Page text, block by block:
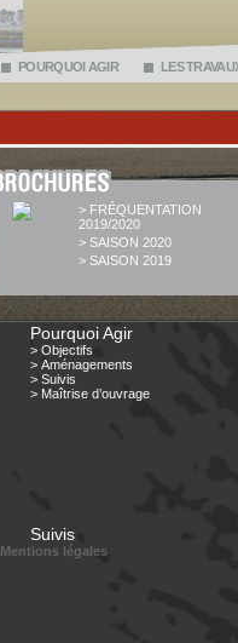
POURQUOI AGIR LES
> FRÉQUENTATION
2019/2020
> SAISON 2020
> SAISON 2019
Pourquoi Agir
> Objectifs
> Aménagements
> Suivis
> Maîtrise d’ouvrage
Suivis
Mentions légales